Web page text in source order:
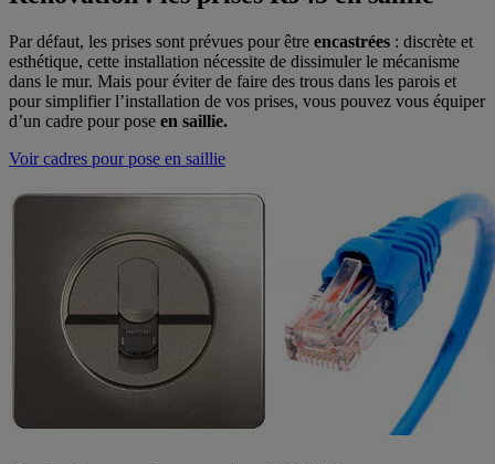
Par défaut, les prises sont prévues pour être encastrées : discrète et
esthétique, cette installation nécessite de dissimuler le mécanisme
dans le mur. Mais pour éviter de faire des trous dans les parois et
pour simplifier l’installation de vos prises, vous pouvez vous équiper
d’un cadre pour pose en saillie.
Voir cadres pour pose en saillie